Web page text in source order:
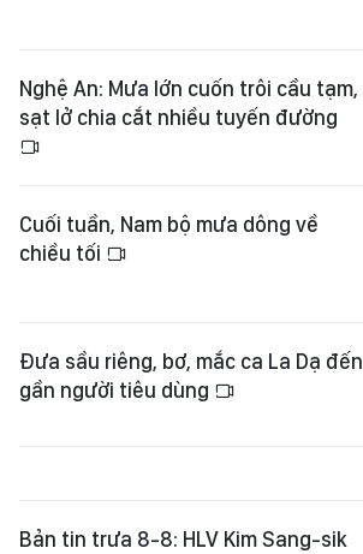
Nghệ An: Mưa lớn cuốn trôi cầu tạm,
sạt lở chia cắt nhiều tuyến đường
Cuối tuần, Nam bộ mưa dông về
chiều tối
Đưa sầu riêng, bơ, mắc ca La Dạ đến
gần người tiêu dùng
Bản tin trưa 8-8: HLV Kim Sang-sik